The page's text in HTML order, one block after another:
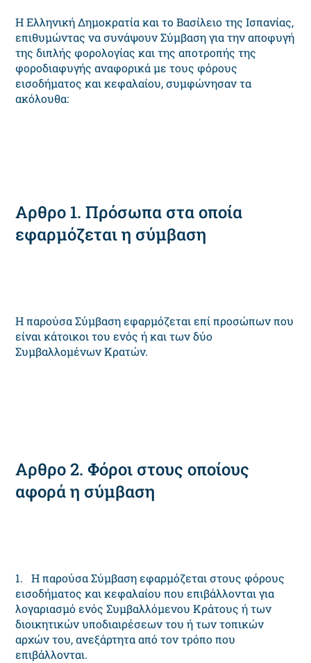
Η Ελληνική Δημοκρατία και το Βασίλειο της Ισπανίας,
επιθυμώντας να συνάψουν Σύμβαση για την αποφυγή
της διπλής φορολογίας και της αποτροπής της
φοροδιαφυγής αναφορικά με τους φόρους
εισοδήματος και κεφαλαίου, συμφώνησαν τα
ακόλουθα:
Αρθρο 1. Πρόσωπα στα οποία
εφαρμόζεται η σύμβαση
Η παρούσα Σύμβαση εφαρμόζεται επί προσώπων που
είναι κάτοικοι του ενός ή και των δύο
Συμβαλλομένων Κρατών.
Αρθρο 2. Φόροι στους οποίους
αφορά η σύμβαση
1. Η παρούσα Σύμβαση εφαρμόζεται στους φόρους
εισοδήματος και κεφαλαίου που επιβάλλονται για
λογαριασμό ενός Συμβαλλόμενου Κράτους ή των
διοικητικών υποδιαιρέσεων του ή των τοπικών
αρχών του, ανεξάρτητα από τον τρόπο που
επιβάλλονται.